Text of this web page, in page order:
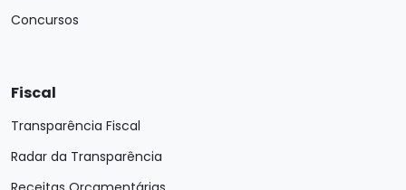
Concursos
Fiscal
Transparência Fiscal
Radar da Transparência